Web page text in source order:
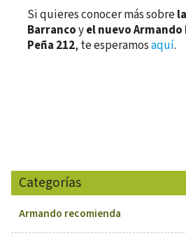
Si quieres conocer más sobre
Barrancoyel nuevo Armando
Peña 212, te esperamosaquí.
Categorías
Armando recomienda